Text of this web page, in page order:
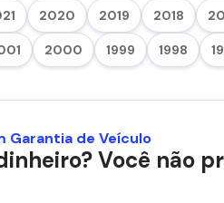
2020 2019 2018
2000 1999 1998
Garantia de Veículo
Você não